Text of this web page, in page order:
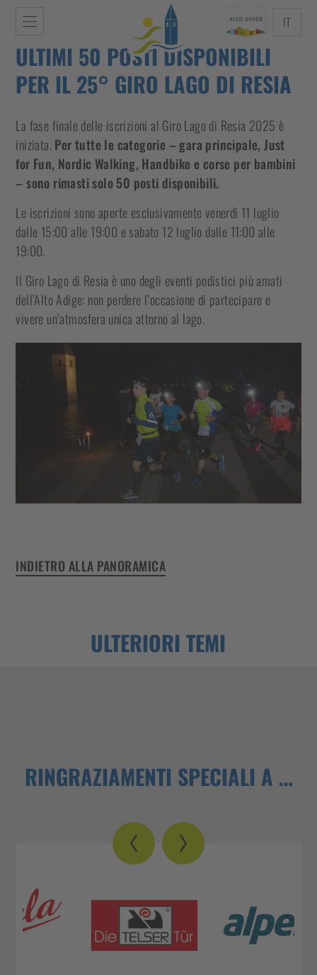
IT
ULTIMI 50 POSTI DISPONIBILI
PER IL 25° GIRO LAGO DI RESIA
La fase finale delle iscrizioni al Giro Lago di Resia 2025 è
iniziata.Per tutte le categorie – gara principale, Just
for Fun, Nordic Walking, Handbike e corse per bambini
– sono rimasti solo 50 posti disponibili.
Le iscrizioni sono aperte esclusivamente venerdì 11 luglio
dalle 15:00 alle 19:00 e sabato 12 luglio dalle 11:00 alle
19:00.
Il Giro Lago di Resia è uno degli eventi podistici più amati
dell’Alto Adige: non perdere l’occasione di partecipare e
vivere un’atmosfera unica attorno al lago.
INDIETRO ALLA PANORAMICA
ULTERIORI TEMI
RINGRAZIAMENTI SPECIALI A …